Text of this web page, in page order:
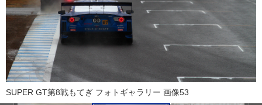
SUPER GT第8戦もてぎ フォトギャラリー 画像53